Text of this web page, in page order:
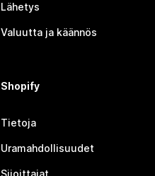
Lähetys
Valuutta ja käännös
Shopify
Tietoja
Uramahdollisuudet
Sijoittajat